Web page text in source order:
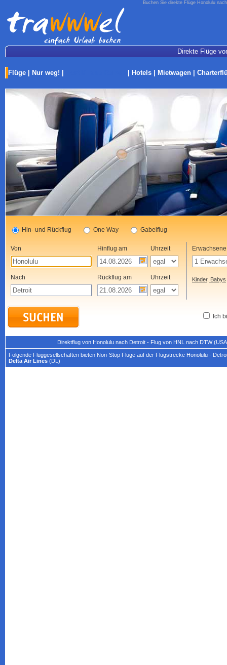
Buchen Sie direkte Flüge Honolulu
Direkte Flüge
Flüge Nur weg! Hotels Mietwagen
Hin- und Rückflug One Way Gabelflug
Von Hinflug am Uhrzeit
Nach Rückflug am Uhrzeit
Erwachsene
Kinder, Babys
Ich
Direktflug von Honolulu nach Detroit - Flug von HNL nach DTW
Folgende Fluggesellschaften bieten Non-Stop Flüge auf der Flugstrecke Honolulu -
Delta Air Lines (DL)